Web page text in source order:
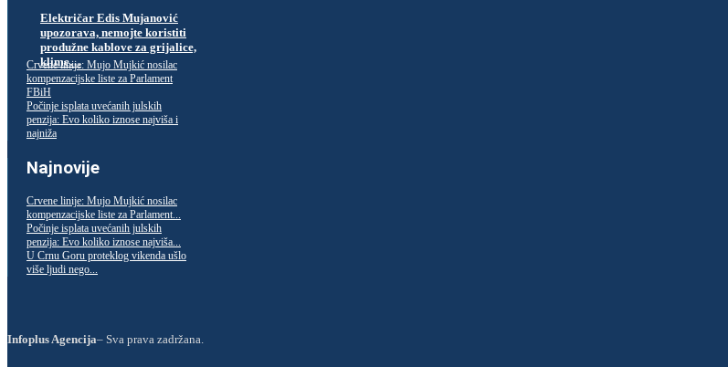
Električar Edis Mujanović
upozorava, nemojte koristiti
produžne kablove za grijalice,
klime…
Crvene linije: Mujo Mujkić nosilac
kompenzacijske liste za Parlament
FBiH
Počinje isplata uvećanih julskih
penzija: Evo koliko iznose najviša i
najniža
Najnovije
Crvene linije: Mujo Mujkić nosilac
kompenzacijske liste za Parlament...
Počinje isplata uvećanih julskih
penzija: Evo koliko iznose najviša...
U Crnu Goru proteklog vikenda ušlo
više ljudi nego...
Infoplus Agencija– Sva prava zadržana.